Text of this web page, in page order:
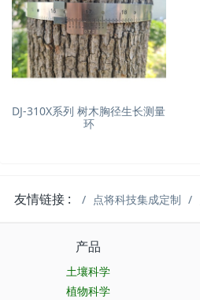
DJ-310X系列 树木胸径生长测量
环
友情链接 : 点将科技集成定制
产品
土壤科学
植物科学